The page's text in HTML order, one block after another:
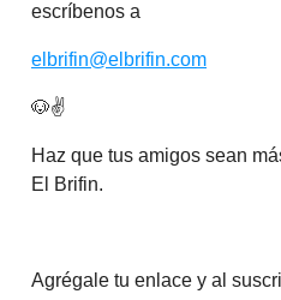
escríbenos a
elbrifin@elbrifin.com
🐶✌️
Haz que tus amigos sean
El Brifin.
Agrégale tu enlace y al